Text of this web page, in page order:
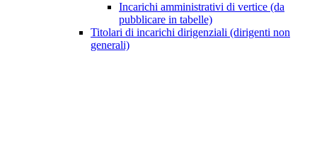
Incarichi amministrativi di vertice (da
pubblicare in tabelle)
Titolari di incarichi dirigenziali (dirigenti non
generali)